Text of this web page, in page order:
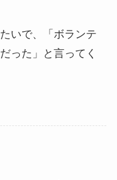
いで、「ボランテ
った」と言ってく